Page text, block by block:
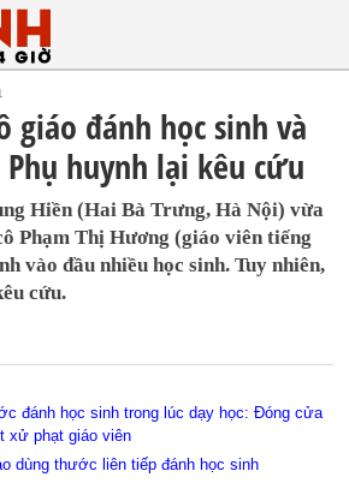
giáo đánh học sinh và
huynh lại kêu cứu
Hiền (Hai Bà Trưng, Hà Nội) vừa
Phạm Thị Hương (giáo viên tiếng
vào đầu nhiều học sinh. Tuy nhiên,
cứu.
đánh học sinh trong lúc dạy học: Đóng cửa
xử phạt giáo viên
dùng thước liên tiếp đánh học sinh